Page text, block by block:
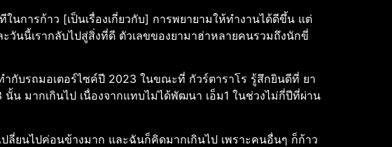
การก้าว [เป็นเรื่องเกี่ยวกับ] การพยายามให้ทำงานได้ดีขึ้น แต่
นนี้เรากลับไปสู่สิ่งที่ดี ตัวเลขของยามาฮ่าหลายคนรวมถึงนักขี่
กับรถมอเตอร์ไซค์ปี 2023 ในขณะที่ กัวร์ตาราโร รู้สึกยินดีที่ ยา
น มากเกินไป เนื่องจากแทบไม่ได้พัฒนา เอ็ม1 ในช่วงไม่กี่ปีที่ผ่าน
ปลี่ยนไปค่อนข้างมาก และฉันก็คิดมากเกินไป เพราะคนอื่นๆ ก็ก้าว